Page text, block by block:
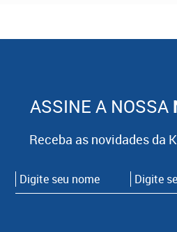
ASSINE A NOSSA
Receba as novidades da